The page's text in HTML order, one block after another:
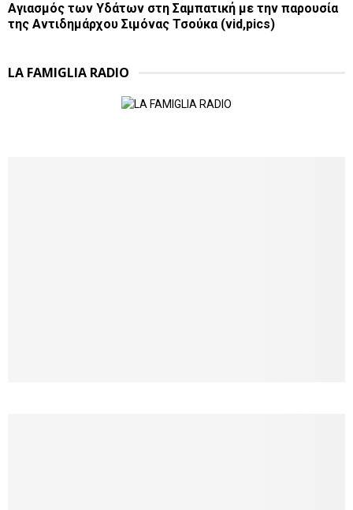
Αγιασμός των Υδάτων στη Σαμπατική με την παρουσία
της Αντιδημάρχου Σιμόνας Τσούκα (vid,pics)
LA FAMIGLIA RADIO